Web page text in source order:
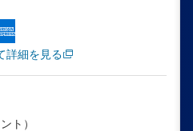
詳細を見る
ト）